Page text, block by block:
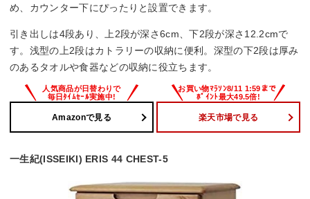
め、カウンター下にぴったりと設置できます。
引き出しは4段あり、上2段が深さ6cm、下2段が深さ12.2cmで
す。浅型の上2段はカトラリーの収納に便利。深型の下2段は厚み
のあるタオルや食器などの収納に役立ちます。
Amazonで見る 楽天市場で見る
一生紀(ISSEIKI) ERIS 44 CHEST-5